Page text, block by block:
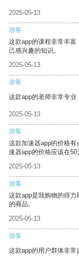
2025-05-13
游客
这款app的课程非常丰
己感兴趣的知识。
2025-05-13
游客
这款app的老师非常专业
2025-05-13
游客
这款加速器app的价格
速器app的价格应该在50
2025-05-13
游客
这款app是我购物的得
的商品。
2025-05-13
游客
这款app的用户群体非常